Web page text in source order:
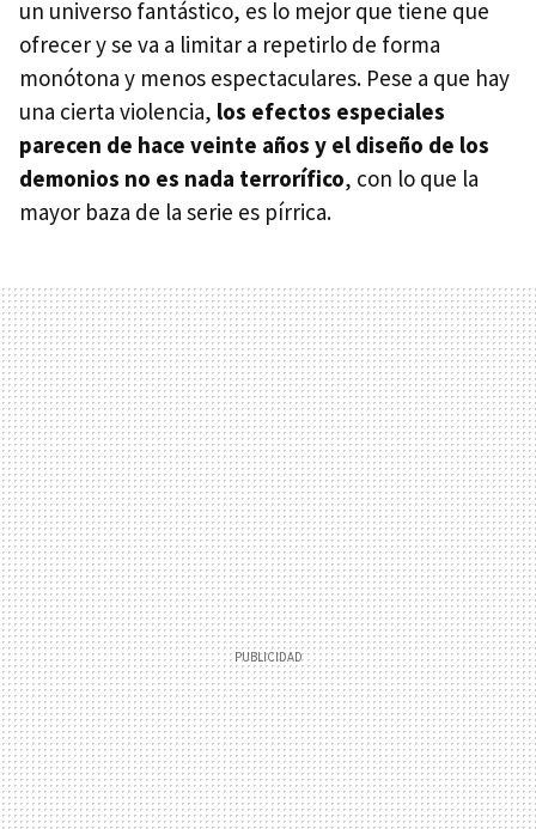
un universo fantástico, es lo mejor que tiene que
ofrecer y se va a limitar a repetirlo de forma
monótona y menos espectaculares. Pese a que hay
una cierta violencia, los efectos especiales
parecen de hace veinte años y el diseño de los
demonios no es nada terrorífico, con lo que la
mayor baza de la serie es pírrica.